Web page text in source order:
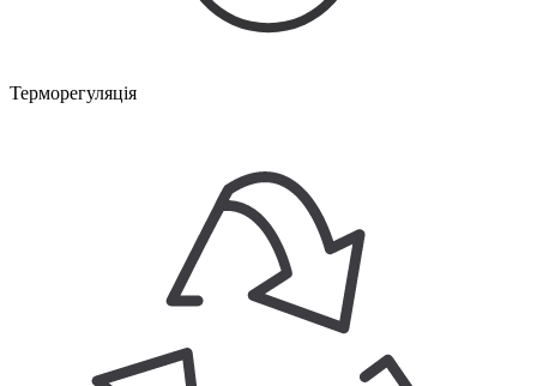
Терморегуляція